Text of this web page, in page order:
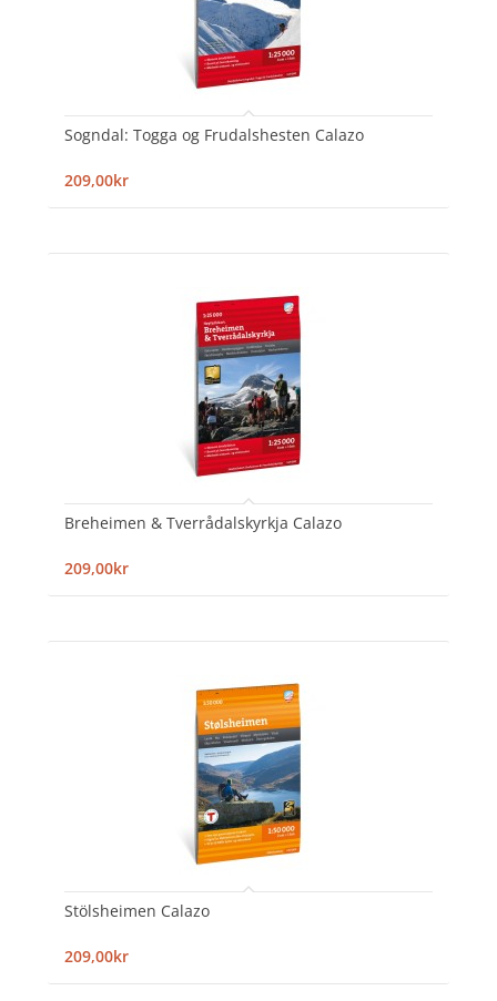
Sogndal: Togga og Frudalshesten Calazo
209,00kr
Breheimen & Tverrådalskyrkja Calazo
209,00kr
Stölsheimen Calazo
209,00kr